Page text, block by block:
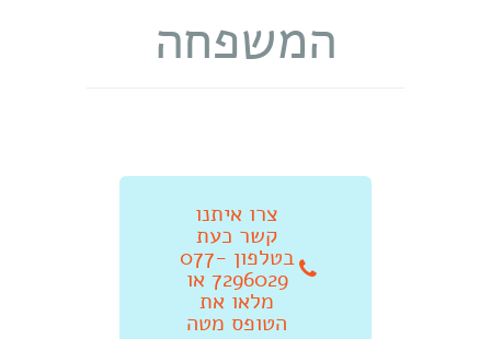
המשפחה
צרו איתנו
קשר כעת
בטלפון 077-
7296029 או
מלאו את
הטופס מטה